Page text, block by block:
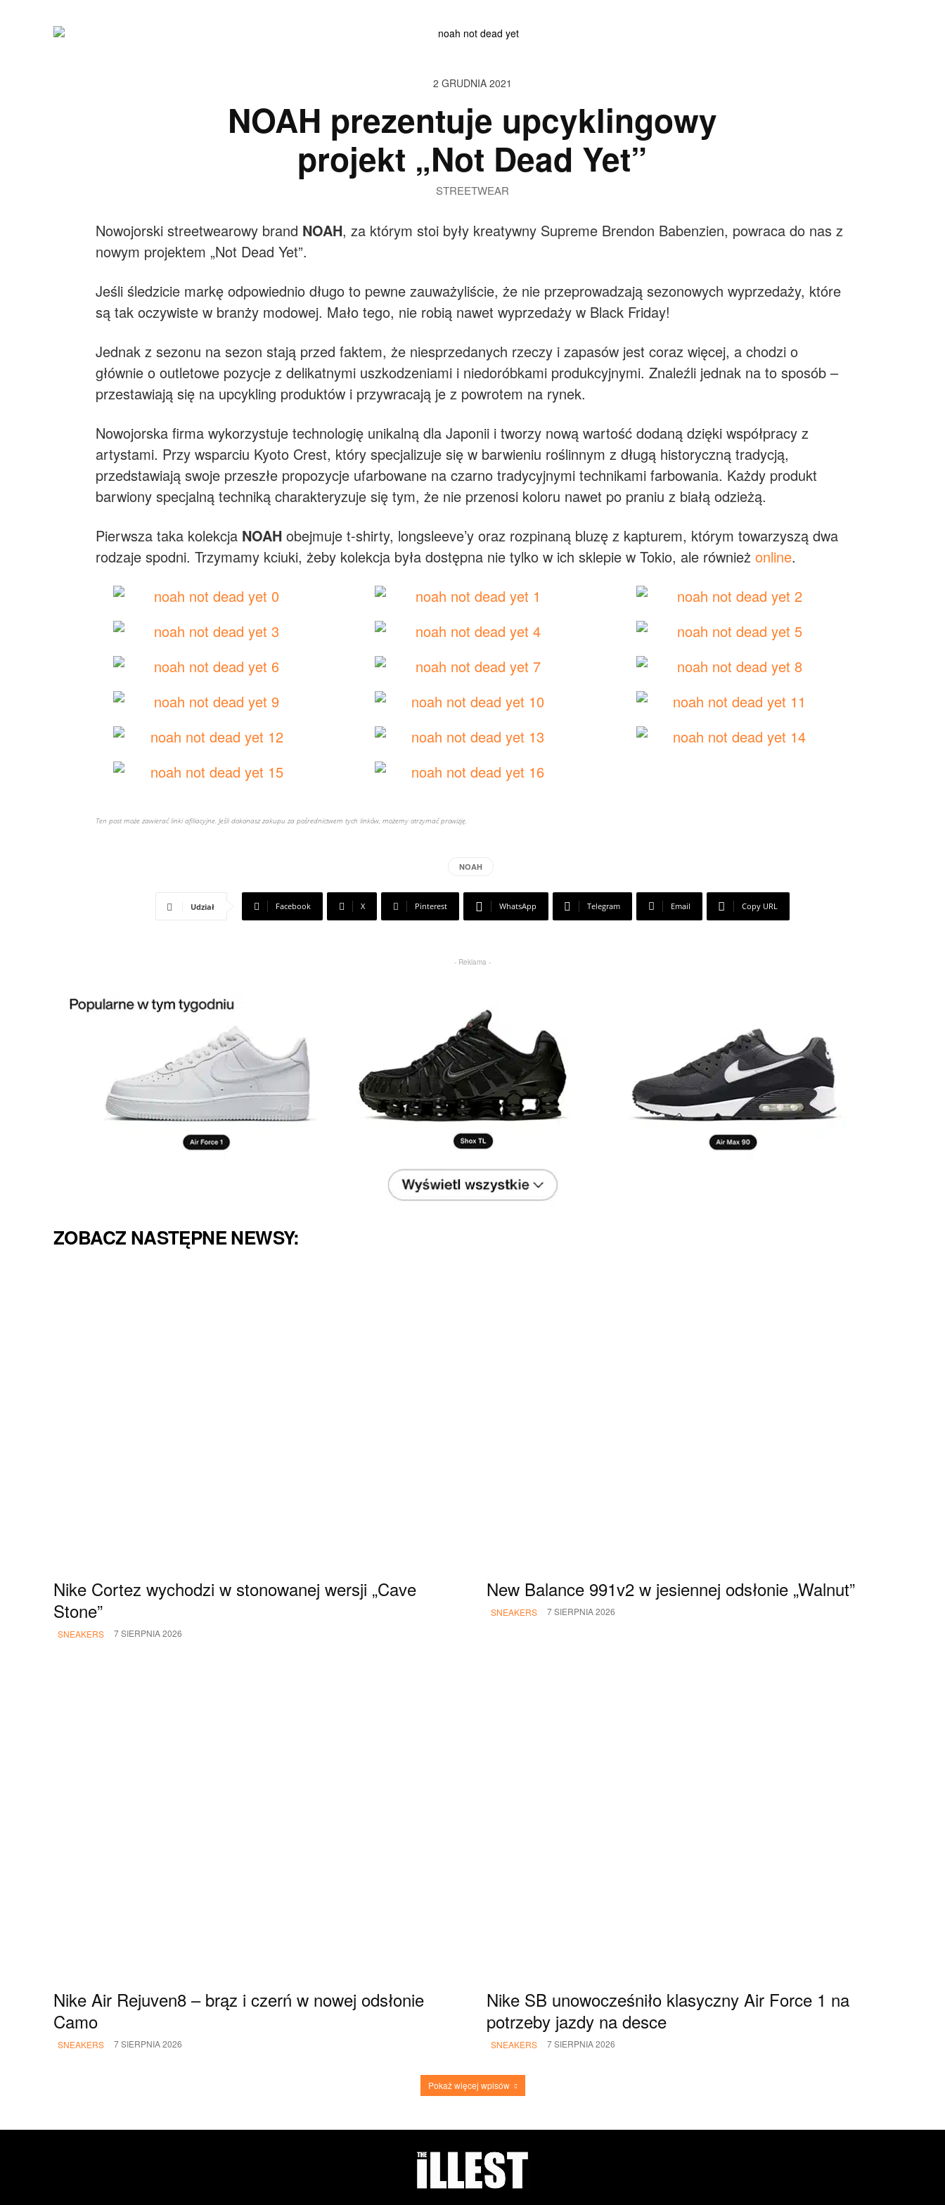
2 GRUDNIA 2021
NOAH prezentuje upcyklingowy
projekt „Not Dead Yet”
STREETWEAR
Nowojorski streetwearowy brand NOAH, za którym stoi były kreatywny Supreme Brendon Babenzien, powraca do nas z
nowym projektem „Not Dead Yet”.
Jeśli śledzicie markę odpowiednio długo to pewne zauważyliście, że nie przeprowadzają sezonowych wyprzedaży, które
są tak oczywiste w branży modowej. Mało tego, nie robią nawet wyprzedaży w Black Friday!
Jednak z sezonu na sezon stają przed faktem, że niesprzedanych rzeczy i zapasów jest coraz więcej, a chodzi o
głównie o outletowe pozycje z delikatnymi uszkodzeniami i niedoróbkami produkcyjnymi. Znaleźli jednak na to sposób –
przestawiają się na upcykling produktów i przywracają je z powrotem na rynek.
Nowojorska firma wykorzystuje technologię unikalną dla Japonii i tworzy nową wartość dodaną dzięki współpracy z
artystami. Przy wsparciu Kyoto Crest, który specjalizuje się w barwieniu roślinnym z długą historyczną tradycją,
przedstawiają swoje przeszłe propozycje ufarbowane na czarno tradycyjnymi technikami farbowania. Każdy produkt
barwiony specjalną techniką charakteryzuje się tym, że nie przenosi koloru nawet po praniu z białą odzieżą.
Pierwsza taka kolekcja NOAH obejmuje t-shirty, longsleeve’y oraz rozpinaną bluzę z kapturem, którym towarzyszą dwa
rodzaje spodni. Trzymamy kciuki, żeby kolekcja była dostępna nie tylko w ich sklepie w Tokio, ale również online.
Ten post może zawierać linki afiliacyjne. Jeśli dokonasz zakupu za pośrednictwem tych linków, możemy otrzymać prowizję.
NOAH
Udział Facebook X Pinterest WhatsApp Telegram Email Copy URL
- Reklama -
ZOBACZ NASTĘPNE NEWSY:
Nike Cortez wychodzi w stonowanej wersji „Cave
Stone”
SNEAKERS 7 SIERPNIA 2026
New Balance 991v2 w jesiennej odsłonie „Walnut”
SNEAKERS 7 SIERPNIA 2026
Nike Air Rejuven8 – brąz i czerń w nowej odsłonie
Camo
SNEAKERS 7 SIERPNIA 2026
Nike SB unowocześniło klasyczny Air Force 1 na
potrzeby jazdy na desce
SNEAKERS 7 SIERPNIA 2026
Pokaż więcej wpisów